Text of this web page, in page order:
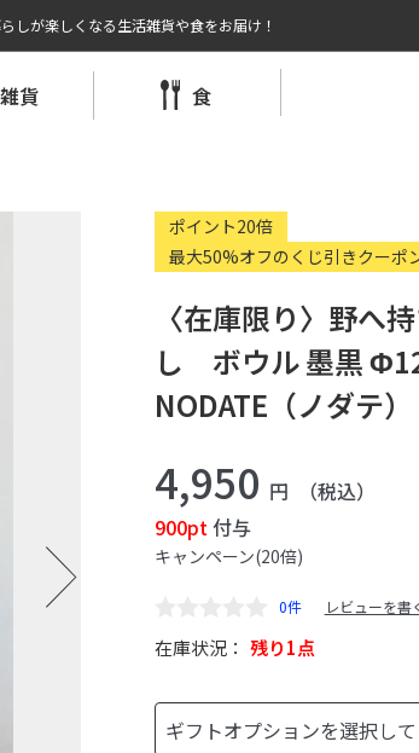
しが楽しくなる生活雑貨や食をお届け！
雑貨 食
ポイント20倍
最大50%オフのくじ引きクーポ
〈在庫限り〉野へ
し ボウル 墨黒
NODATE（ノダテ
4,950 円
（税込）
900pt付与
キャンペーン(20倍)
0件 レビューを書
在庫状況： 残り1点